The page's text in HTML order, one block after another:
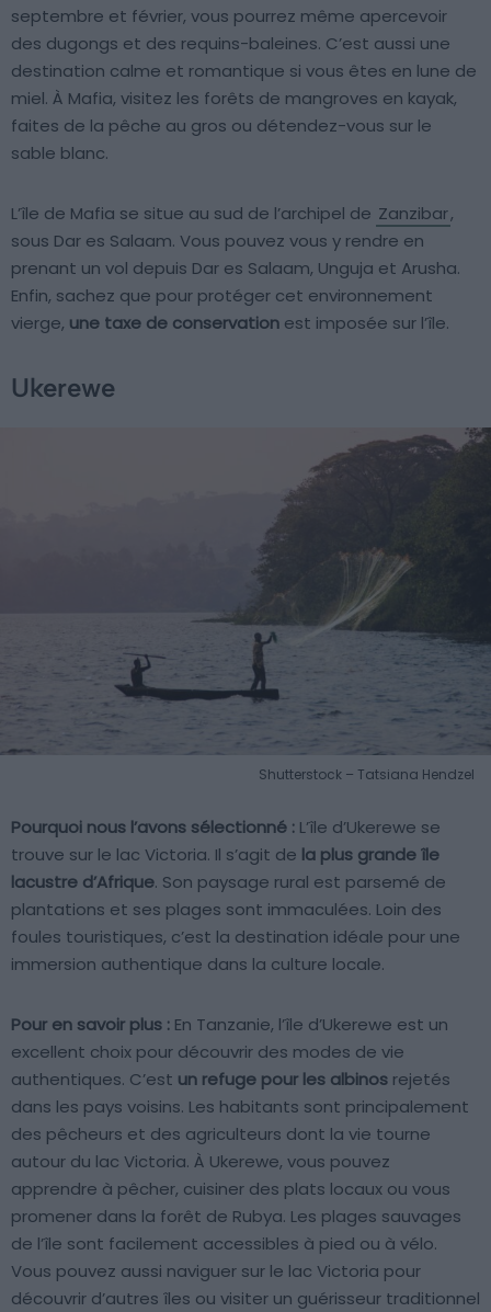
septembre et février, vous pourrez même apercevoir
des dugongs et des requins-baleines. C’est aussi une
destination calme et romantique si vous êtes en lune de
miel. À Mafia, visitez les forêts de mangroves en kayak,
faites de la pêche au gros ou détendez-vous sur le
sable blanc.
L’île de Mafia se situe au sud de l’archipel de Zanzibar,
sous Dar es Salaam. Vous pouvez vous y rendre en
prenant un vol depuis Dar es Salaam, Unguja et Arusha.
Enfin, sachez que pour protéger cet environnement
vierge, une taxe de conservation est imposée sur l’île.
Ukerewe
Shutterstock – Tatsiana Hendzel
Pourquoi nous l’avons sélectionné : L’île d’Ukerewe se
trouve sur le lac Victoria. Il s’agit de la plus grande île
lacustre d’Afrique. Son paysage rural est parsemé de
plantations et ses plages sont immaculées. Loin des
foules touristiques, c’est la destination idéale pour une
immersion authentique dans la culture locale.
Pour en savoir plus : En Tanzanie, l’île d’Ukerewe est un
excellent choix pour découvrir des modes de vie
authentiques. C’est un refuge pour les albinos rejetés
dans les pays voisins. Les habitants sont principalement
des pêcheurs et des agriculteurs dont la vie tourne
autour du lac Victoria. À Ukerewe, vous pouvez
apprendre à pêcher, cuisiner des plats locaux ou vous
promener dans la forêt de Rubya. Les plages sauvages
de l’île sont facilement accessibles à pied ou à vélo.
Vous pouvez aussi naviguer sur le lac Victoria pour
découvrir d’autres îles ou visiter un guérisseur traditionnel